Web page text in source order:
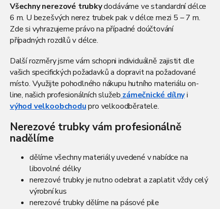
Všechny nerezové trubkydodáváme ve standardní délce
6 m. U bezešvých nerez trubek pak v délce mezi 5 – 7 m.
Zde si vyhrazujeme právo na případné doúčtování
případných rozdílů v délce.
Další rozměry jsme vám schopni individuálně zajistit dle
vašich specifických požadavků a dopravit na požadované
místo. Využijte pohodlného nákupu hutního materiálu on-
line, našich profesionálních služeb zámečnické dílnyi
výhod velkoobchodupro velkoodběratele.
Nerezové trubky vám profesionálně
nadělíme
dělíme všechny materiály uvedené v nabídce na
libovolné délky
nerezové trubkyje nutno odebrat a zaplatit vždy celý
výrobní kus
nerezové trubky dělíme na pásové pile